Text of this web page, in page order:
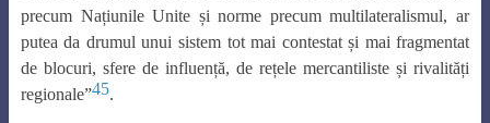
precum Națiunile Unite și norme precum multilateralismul, ar
putea da drumul unui sistem tot mai contestat și mai fragmentat
de blocuri, sfere de influență, de rețele mercantiliste și rivalități
regionale”45.